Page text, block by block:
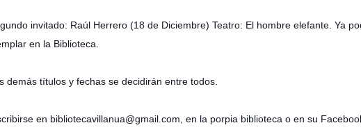
invitado: Raúl Herrero (18 de Diciembre) Teatro: El hombre elefante. Ya
en la Biblioteca.
demás títulos y fechas se decidirán entre todos.
en bibliotecavillanua@gmail.com, en la porpia biblioteca o en su